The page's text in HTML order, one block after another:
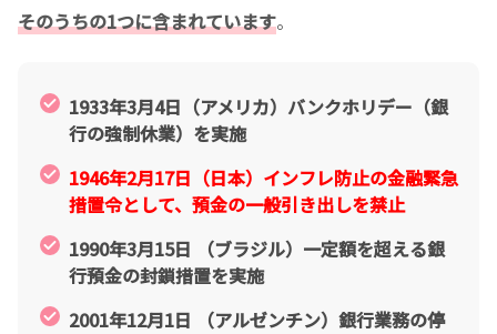
そのうちの1つに含まれています。
1933年3月4日（アメリカ）バンクホリデー（銀
行の強制休業）を実施
1946年2月17日（日本）インフレ防止の金融緊急
措置令として、預金の一般引き出しを禁止
1990年3月15日 （ブラジル）一定額を超える銀
行預金の封鎖措置を実施
2001年12月1日 （アルゼンチン）銀行業務の停